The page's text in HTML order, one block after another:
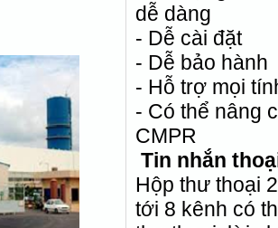
dễ dàng
- Dễ cài đặt
- Dễ bảo hành
- Hỗ trợ mọi
- Có thể nâng
CMPR
Tin nhắn
Hộp thư thoại
tới 8 kênh có